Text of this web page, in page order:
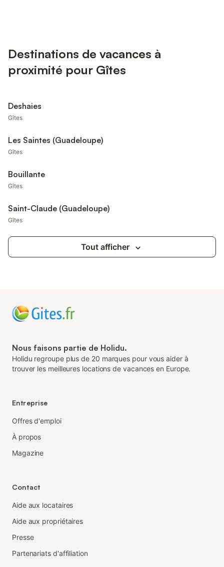
Destinations de vacances à
proximité pour Gîtes
Deshaies
Gîtes
Les Saintes (Guadeloupe)
Gîtes
Bouillante
Gîtes
Saint-Claude (Guadeloupe)
Gîtes
Tout afficher
Nous faisons partie de Holidu.
Holidu regroupe plus de 20 marques pour vous aider à
trouver les meilleures locations de vacances en Europe.
Entreprise
Offres d'emploi
À propos
Magazine
Contact
Aide aux locataires
Aide aux propriétaires
Presse
Partenariats d'affiliation